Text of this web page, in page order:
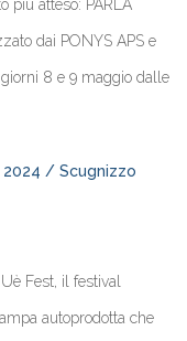
più atteso: PARLA
dai PONYS APS e
8 e 9 maggio dalle
2024 / Scugnizzo
Fest, il festival
autoprodotta che